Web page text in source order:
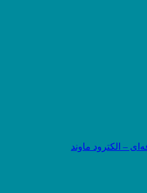
– الکترود ماوند